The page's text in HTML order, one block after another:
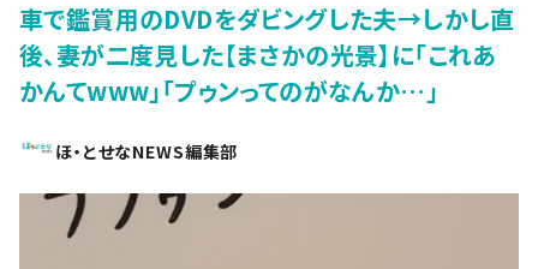
車で鑑賞用のDVDをダビングした夫→しかし直
後、妻が二度見した【まさかの光景】に「これあ
かんてwww」「プゥンってのがなんか…」
ほ・とせなNEWS編集部